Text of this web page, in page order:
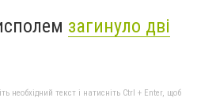
загинуло дві
необхідний текст і натисніть Ctrl + Enter, щоб